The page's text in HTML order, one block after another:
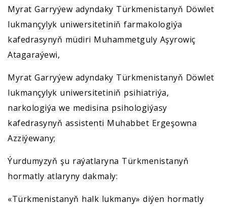
Myrat Garryýew adyndaky Türkmenistanyň Döwlet
lukmançylyk uniwersitetiniň farmakologiýa
kafedrasynyň müdiri Muhammetguly Aşyrowiç
Atagaraýewi,
Myrat Garryýew adyndaky Türkmenistanyň Döwlet
lukmançylyk uniwersitetiniň psihiatriýa,
narkologiýa we medisina psihologiýasy
kafedrasynyň assistenti Muhabbet Ergeşowna
Azziýewany;
Ýurdumyzyň şu raýatlaryna Türkmenistanyň
hormatly atlaryny dakmaly:
«Türkmenistanyň halk lukmany» diýen hormatly